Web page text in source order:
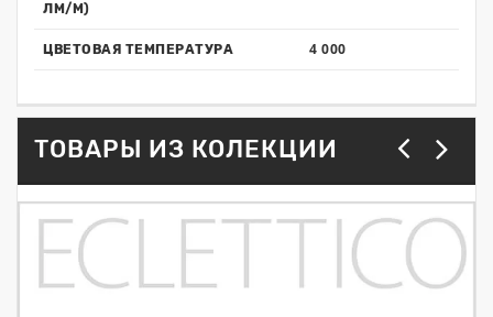
ЛМ/М)
ЦВЕТОВАЯ ТЕМПЕРАТУРА 4 000
ТОВАРЫ ИЗ КОЛЕКЦИИ